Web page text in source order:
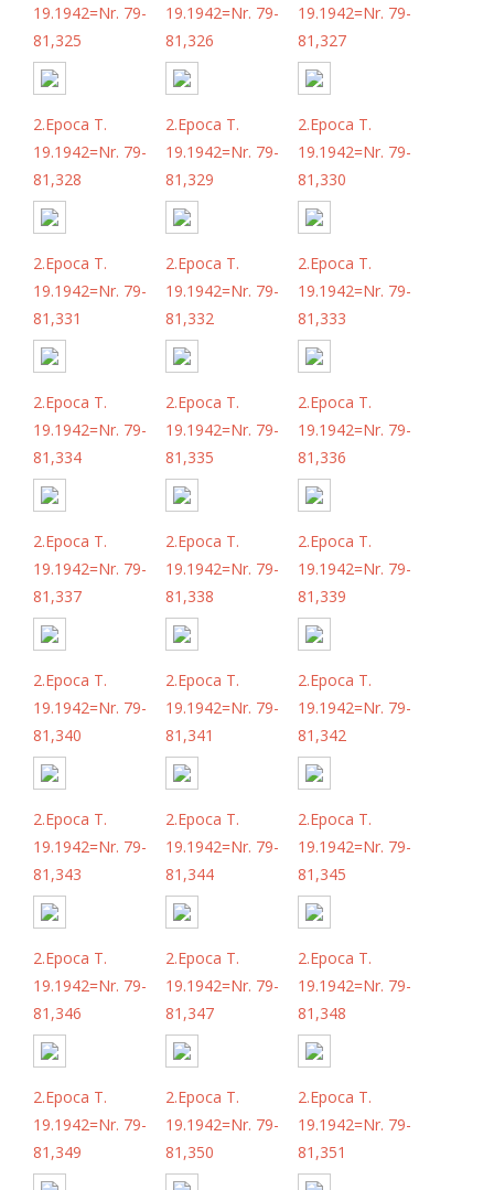
19.1942=Nr. 79-
81,325
19.1942=Nr. 79-
81,326
19.1942=Nr. 79-
81,327
2.Epoca T.
19.1942=Nr. 79-
81,328
2.Epoca T.
19.1942=Nr. 79-
81,329
2.Epoca T.
19.1942=Nr. 79-
81,330
2.Epoca T.
19.1942=Nr. 79-
81,331
2.Epoca T.
19.1942=Nr. 79-
81,332
2.Epoca T.
19.1942=Nr. 79-
81,333
2.Epoca T.
19.1942=Nr. 79-
81,334
2.Epoca T.
19.1942=Nr. 79-
81,335
2.Epoca T.
19.1942=Nr. 79-
81,336
2.Epoca T.
19.1942=Nr. 79-
81,337
2.Epoca T.
19.1942=Nr. 79-
81,338
2.Epoca T.
19.1942=Nr. 79-
81,339
2.Epoca T.
19.1942=Nr. 79-
81,340
2.Epoca T.
19.1942=Nr. 79-
81,341
2.Epoca T.
19.1942=Nr. 79-
81,342
2.Epoca T.
19.1942=Nr. 79-
81,343
2.Epoca T.
19.1942=Nr. 79-
81,344
2.Epoca T.
19.1942=Nr. 79-
81,345
2.Epoca T.
19.1942=Nr. 79-
81,346
2.Epoca T.
19.1942=Nr. 79-
81,347
2.Epoca T.
19.1942=Nr. 79-
81,348
2.Epoca T.
19.1942=Nr. 79-
81,349
2.Epoca T.
19.1942=Nr. 79-
81,350
2.Epoca T.
19.1942=Nr. 79-
81,351